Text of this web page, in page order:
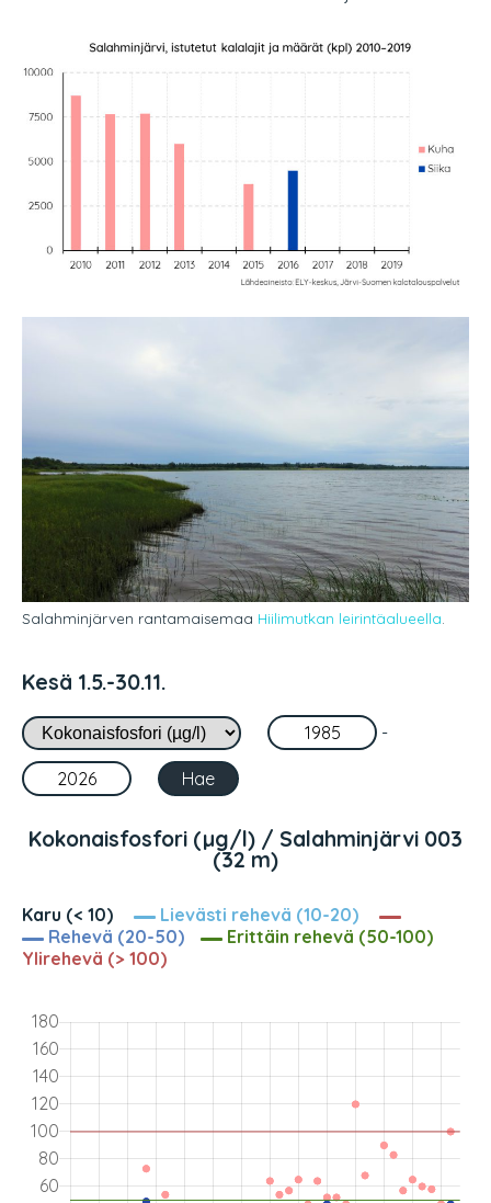
Salahminjärven rantamaisemaa Hiilimutkan leirintäalueella.
Kesä 1.5.-30.11.
-
Kokonaisfosfori (µg/l) / Salahminjärvi 003
(32 m)
Karu (< 10)
Lievästi rehevä (10-20)
Rehevä (20-50)
Erittäin rehevä (50-100)
Ylirehevä (> 100)